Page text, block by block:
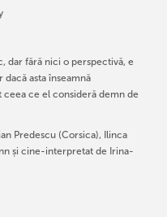
dar fără nici o perspectivă, e
asta înseamnă
ceea ce el consideră demn de
Predescu (Corsica), Ilinca
și cine-interpretat de Irina-